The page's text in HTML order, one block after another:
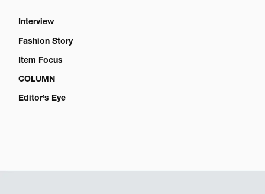
Interview
Fashion Story
Item Focus
COLUMN
Editor’s Eye